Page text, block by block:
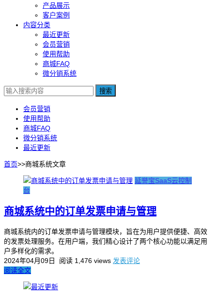
产品展示
客户案例
内容分类
最近更新
会员营销
使用帮助
商城FAQ
微分销系统
搜索
会员营销
使用帮助
商城FAQ
微分销系统
最近更新
首页>>商城系统文章
延誉宝SaaS云控制
台
商城系统中的订单发票申请与管理
商城系统内的订单发票申请与管理模块，旨在为用户提供便捷、高效
的发票处理服务。在用户端，我们精心设计了两个核心功能以满足用
户多样化的需求。
2024年04月09日
阅读 1,476 views 发表评论
阅读全文